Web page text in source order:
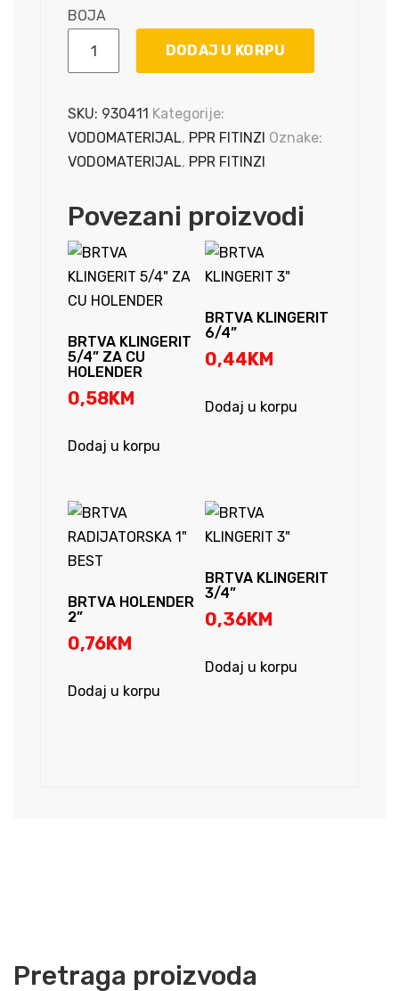
BOJA
FI
20
-
BOJA
DODAJ U KORPU
SKU: 930411 Kategorije:
VODOMATERIJAL, PPR FITINZI Oznake:
VODOMATERIJAL, PPR FITINZI
Povezani proizvodi
BRTVA KLINGERIT
5/4” ZA CU
HOLENDER
0,58KM
Dodaj u korpu
BRTVA KLINGERIT
6/4”
0,44KM
Dodaj u korpu
BRTVA HOLENDER
2”
0,76KM
Dodaj u korpu
BRTVA KLINGERIT
3/4”
0,36KM
Dodaj u korpu
Pretraga proizvoda